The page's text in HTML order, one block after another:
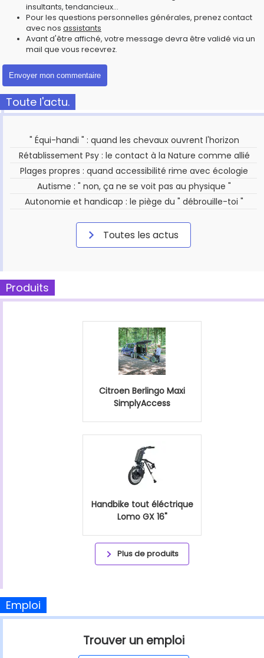
insultants, tendancieux...
Pour les questions personnelles générales, prenez contact
avec nos assistants
Avant d'être affiché, votre message devra être validé via un
mail que vous recevrez.
Toute l'actu.
" Équi-handi " : quand les chevaux ouvrent l'horizon
Rétablissement Psy : le contact à la Nature comme allié
Plages propres : quand accessibilité rime avec écologie
Autisme : " non, ça ne se voit pas au physique "
Autonomie et handicap : le piège du " débrouille-toi "
Toutes les actus
Produits
Citroen Berlingo Maxi
SimplyAccess
Handbike tout éléctrique
Lomo GX 16"
Plus de produits
Emploi
Trouver un emploi